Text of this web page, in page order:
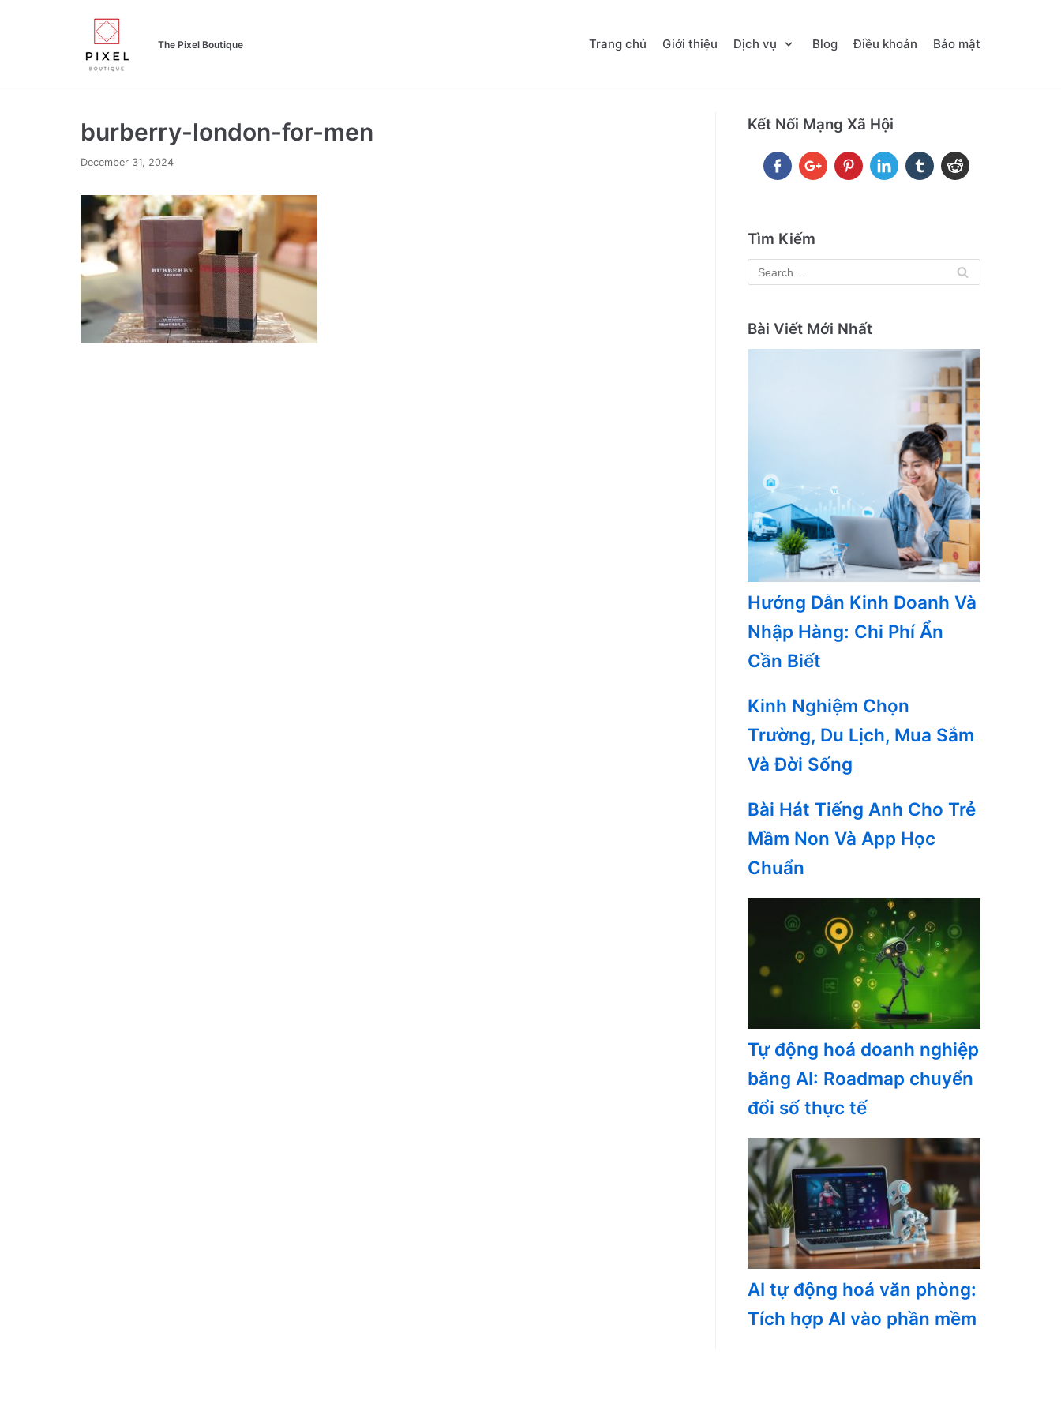
The Pixel Boutique Trang chủ Giới thiệu Dịch vụ Blog Điều khoản Bảo mật
burberry-london-for-men
December 31, 2024
Kết Nối Mạng Xã Hội
Tìm Kiếm
Bài Viết Mới Nhất
Hướng Dẫn Kinh Doanh Và
Nhập Hàng: Chi Phí Ẩn
Cần Biết
Kinh Nghiệm Chọn
Trường, Du Lịch, Mua Sắm
Và Đời Sống
Bài Hát Tiếng Anh Cho Trẻ
Mầm Non Và App Học
Chuẩn
Tự động hoá doanh nghiệp
bằng AI: Roadmap chuyển
đổi số thực tế
AI tự động hoá văn phòng:
Tích hợp AI vào phần mềm